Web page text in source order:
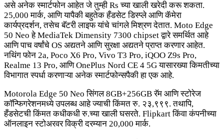
असे अनेक स्मार्टफोन आहेत जे तुम्ही Rs च्या खाली खरेदी करू शकता.
25,000 मार्क, आणि यापैकी बहुतेक हँडसेट डिस्प्ले आणि कॅमेरा
कार्यप्रदर्शन, तसेच बॅटरी लाइफ यांचे चांगले मिश्रण देतात. Moto Edge
50 Neo हे MediaTek Dimensity 7300 chipset द्वारे समर्थित आहे
आणि पाच वर्षांचे OS अद्यतने आणि सुरक्षा अद्यतने प्राप्त करणार आहेत.
नथिंग फोन 2a, Poco X6 Pro, Vivo T3 Pro, iQOO Z9s Pro,
Realme 13 Pro, आणि OnePlus Nord CE 4 5G यासारख्या किमतीच्या
विभागात स्पर्धा करणाऱ्या अनेक स्मार्टफोन्सपैकी हा एक आहे.
Motorola Edge 50 Neo सिंगल 8GB+256GB रॅम आणि स्टोरेज
कॉन्फिगरेशनमध्ये उपलब्ध आहे ज्याची किंमत रु. २३,९९९. तथापि,
हँडसेटची किंमत कधीकधी रु.च्या खाली घसरते. Flipkart किंवा कंपनीच्या
ऑनलाइन स्टोअरवर विक्री दरम्यान 20,000 मार्क.